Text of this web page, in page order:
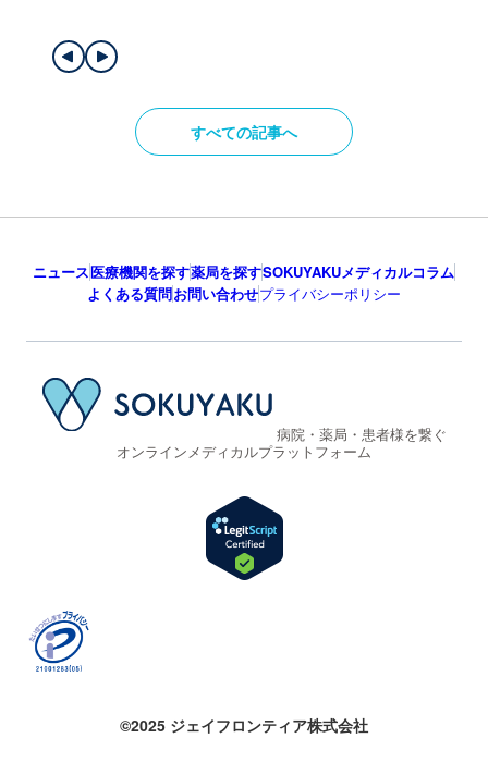
すべての記事へ
ニュース医療機関を探す薬局を探すSOKUYAKUメディカルコラム
よくある質問お問い合わせプライバシーポリシー
病院・薬局・患者様を繋ぐ
オンラインメディカルプラットフォーム
©2025 ジェイフロンティア株式会社